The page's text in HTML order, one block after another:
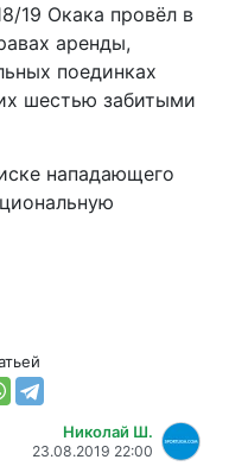
19 Окака провёл в
аренды,
поединках
шестью забитыми
нападающего
Николай Ш.
23.08.2019 22:00